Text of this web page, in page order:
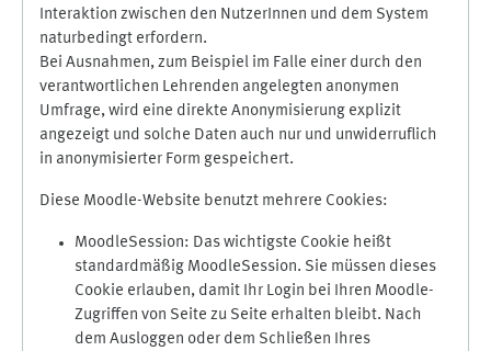
Interaktion zwischen den NutzerInnen und dem System
naturbedingt erfordern.
Bei Ausnahmen, zum Beispiel im Falle einer durch den
verantwortlichen Lehrenden angelegten anonymen
Umfrage, wird eine direkte Anonymisierung explizit
angezeigt und solche Daten auch nur und unwiderruflich
in anonymisierter Form gespeichert.
Diese Moodle-Website benutzt mehrere Cookies:
MoodleSession: Das wichtigste Cookie heißt
standardmäßig MoodleSession. Sie müssen dieses
Cookie erlauben, damit Ihr Login bei Ihren Moodle-
Zugriffen von Seite zu Seite erhalten bleibt. Nach
dem Ausloggen oder dem Schließen Ihres